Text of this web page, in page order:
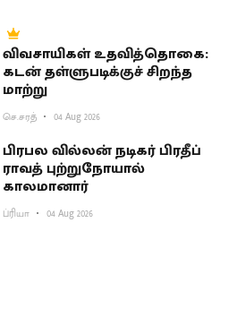
விவசாயிகள் உதவித்தொகை:
கடன் தள்ளுபடிக்குச் சிறந்த
மாற்று
செ.சரத் 04 Aug 2026
பிரபல வில்லன் நடிகர் பிரதீப்
ராவத் புற்றுநோயால்
காலமானார்
ப்ரியா 04 Aug 2026